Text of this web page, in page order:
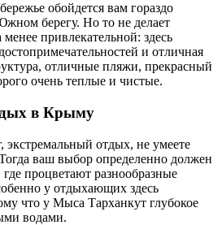
обойдется вам гораздо
берегу. Но то не делает
привлекательной: здесь
и отличная
отличные пляжи, прекрасный
очень теплые и чистые.
в Крыму
отдых, не умеете
ваш выбор определенно должен
процветают разнообразные
у отдыхающих здесь
что у Мыса Тарханкут глубокое
водами.